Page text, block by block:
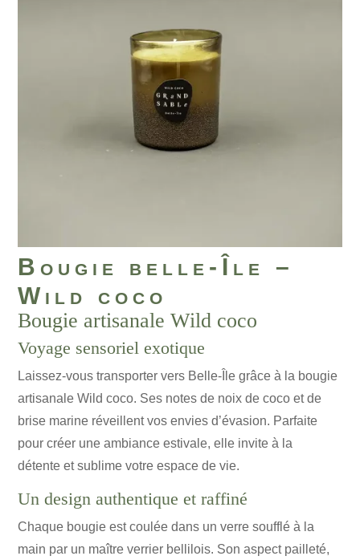
Bougie belle-Île –
Wild coco
Bougie artisanale Wild coco
Voyage sensoriel exotique
Laissez-vous transporter vers Belle-Île grâce à la bougie
artisanale Wild coco. Ses notes de noix de coco et de
brise marine réveillent vos envies d’évasion. Parfaite
pour créer une ambiance estivale, elle invite à la
détente et sublime votre espace de vie.
Un design authentique et raffiné
Chaque bougie est coulée dans un verre soufflé à la
main par un maître verrier bellilois. Son aspect pailleté,